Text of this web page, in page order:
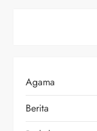
Agama
Berita